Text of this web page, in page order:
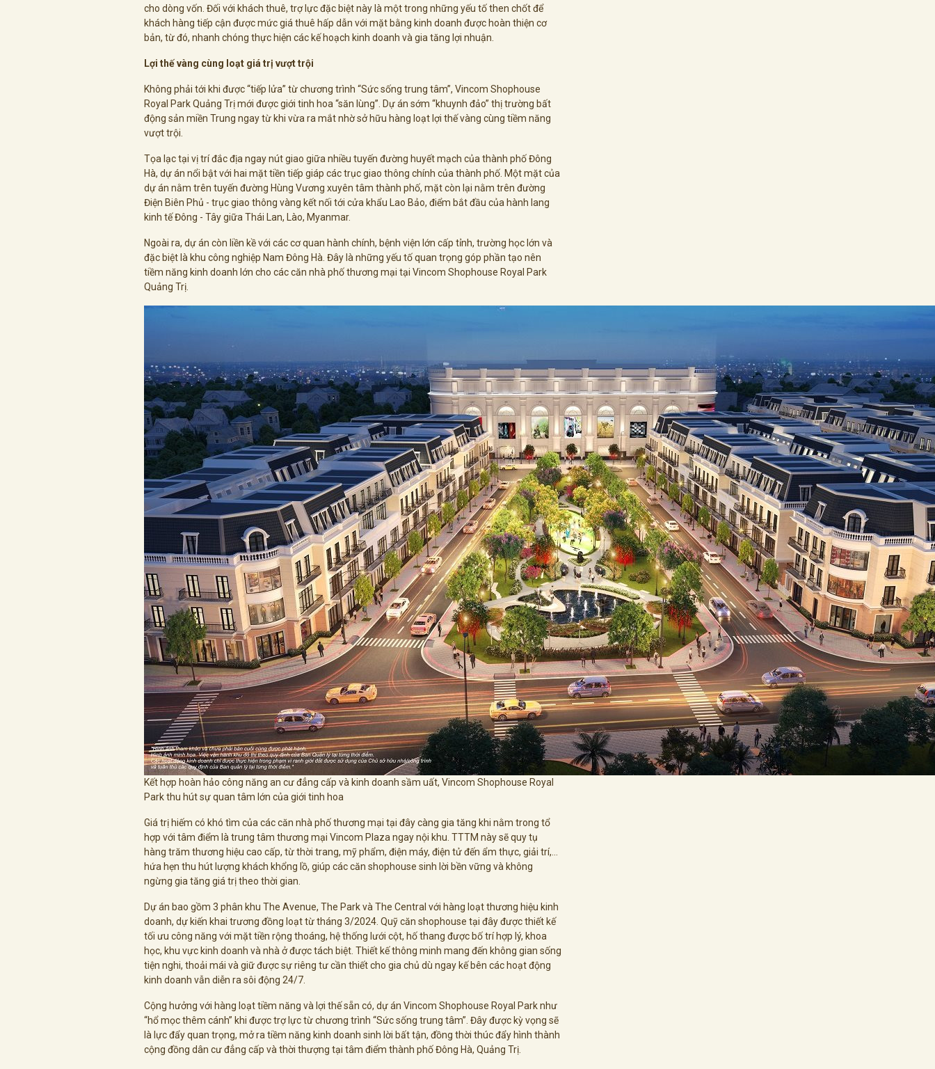
cho dòng vốn. Đối với khách thuê, trợ lực đặc biệt này là một trong những yếu tố then chốt để
khách hàng tiếp cận được mức giá thuê hấp dẫn với mặt bằng kinh doanh được hoàn thiện cơ
bản, từ đó, nhanh chóng thực hiện các kế hoạch kinh doanh và gia tăng lợi nhuận.
Lợi thế vàng cùng loạt giá trị vượt trội
Không phải tới khi được “tiếp lửa” từ chương trình “Sức sống trung tâm”, Vincom Shophouse
Royal Park Quảng Trị mới được giới tinh hoa “săn lùng”. Dự án sớm “khuynh đảo” thị trường bất
động sản miền Trung ngay từ khi vừa ra mắt nhờ sở hữu hàng loạt lợi thế vàng cùng tiềm năng
vượt trội.
Tọa lạc tại vị trí đắc địa ngay nút giao giữa nhiều tuyến đường huyết mạch của thành phố Đông
Hà, dự án nổi bật với hai mặt tiền tiếp giáp các trục giao thông chính của thành phố. Một mặt của
dự án nằm trên tuyến đường Hùng Vương xuyên tâm thành phố, mặt còn lại nằm trên đường
Điện Biên Phủ - trục giao thông vàng kết nối tới cửa khẩu Lao Bảo, điểm bắt đầu của hành lang
kinh tế Đông - Tây giữa Thái Lan, Lào, Myanmar.
Ngoài ra, dự án còn liền kề với các cơ quan hành chính, bệnh viện lớn cấp tỉnh, trường học lớn và
đặc biệt là khu công nghiệp Nam Đông Hà. Đây là những yếu tố quan trọng góp phần tạo nên
tiềm năng kinh doanh lớn cho các căn nhà phố thương mại tại Vincom Shophouse Royal Park
Quảng Trị.
Kết hợp hoàn hảo công năng an cư đẳng cấp và kinh doanh sầm uất, Vincom Shophouse Royal
Park thu hút sự quan tâm lớn của giới tinh hoa
Giá trị hiếm có khó tìm của các căn nhà phố thương mại tại đây càng gia tăng khi nằm trong tổ
hợp với tâm điểm là trung tâm thương mại Vincom Plaza ngay nội khu. TTTM này sẽ quy tụ
hàng trăm thương hiệu cao cấp, từ thời trang, mỹ phẩm, điện máy, điện tử đến ẩm thực, giải trí,…
hứa hẹn thu hút lượng khách khổng lồ, giúp các căn shophouse sinh lời bền vững và không
ngừng gia tăng giá trị theo thời gian.
Dự án bao gồm 3 phân khu The Avenue, The Park và The Central với hàng loạt thương hiệu kinh
doanh, dự kiến khai trương đồng loạt từ tháng 3/2024. Quỹ căn shophouse tại đây được thiết kế
tối ưu công năng với mặt tiền rộng thoáng, hệ thống lưới cột, hố thang được bố trí hợp lý, khoa
học, khu vực kinh doanh và nhà ở được tách biệt. Thiết kế thông minh mang đến không gian sống
tiện nghi, thoải mái và giữ được sự riêng tư cần thiết cho gia chủ dù ngay kế bên các hoạt động
kinh doanh vẫn diễn ra sôi động 24/7.
Cộng hưởng với hàng loạt tiềm năng và lợi thế sẵn có, dự án Vincom Shophouse Royal Park như
“hổ mọc thêm cánh” khi được trợ lực từ chương trình “Sức sống trung tâm”. Đây được kỳ vọng sẽ
là lực đẩy quan trọng, mở ra tiềm năng kinh doanh sinh lời bất tận, đồng thời thúc đẩy hình thành
cộng đồng dân cư đẳng cấp và thời thượng tại tâm điểm thành phố Đông Hà, Quảng Trị.